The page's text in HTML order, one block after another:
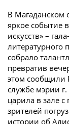
В Магаданском
яркое событие
искусств» –
литературного
собрало
превратив
этом
службе мэрии
царила в зале
зрителей
истории об